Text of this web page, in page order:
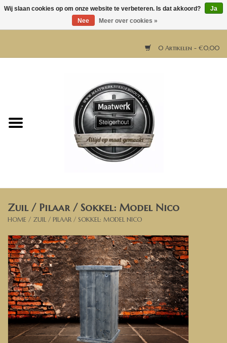
0 Artikelen - €0,00
Horeca meubels
Bartafels
Banken, stoelen &
(Bar)krukken
Hoekbanken
Plantenbakken
Opbergkisten
Zuil / Pilaar / Sokkel: Model Nico
HOME / ZUIL / PILAAR / SOKKEL: MODEL NICO
Wij slaan cookies op om onze website te verbeteren. Is dat akkoord?
Ja
Nee
Meer over cookies »